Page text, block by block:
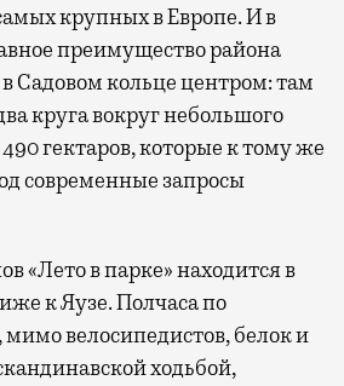
крупных в Европе. И в
преимущество района
Садовом кольце центром: там
круга вокруг небольшого
гектаров, которые к тому же
современные запросы
«Лето в парке» находится в
к Яузе. Полчаса по
велосипедистов, белок и
ходьбой,